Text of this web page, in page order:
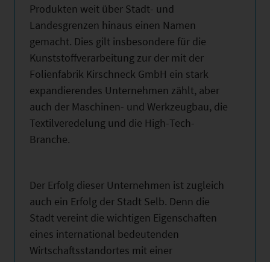
Produkten weit über Stadt- und
Landesgrenzen hinaus einen Namen
gemacht. Dies gilt insbesondere für die
Kunststoffverarbeitung zur der mit der
Folienfabrik Kirschneck GmbH ein stark
expandierendes Unternehmen zählt, aber
auch der Maschinen- und Werkzeugbau, die
Textilveredelung und die High-Tech-
Branche.
Der Erfolg dieser Unternehmen ist zugleich
auch ein Erfolg der Stadt Selb. Denn die
Stadt vereint die wichtigen Eigenschaften
eines international bedeutenden
Wirtschaftsstandortes mit einer